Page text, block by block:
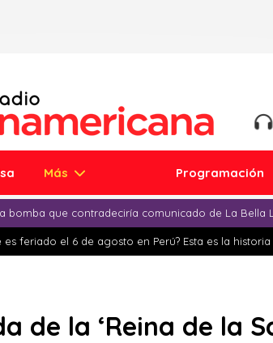
Más Programación
bomba que contradeciría comunicado de La Bella
es feriado el 6 de agosto en Perú? Esta es la historia
de la ‘Reina de la